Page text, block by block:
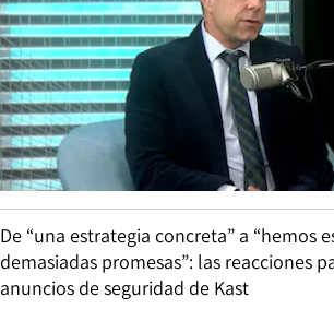
De “una estrategia concreta” a “hemos
demasiadas promesas”: las reacciones
anuncios de seguridad de Kast